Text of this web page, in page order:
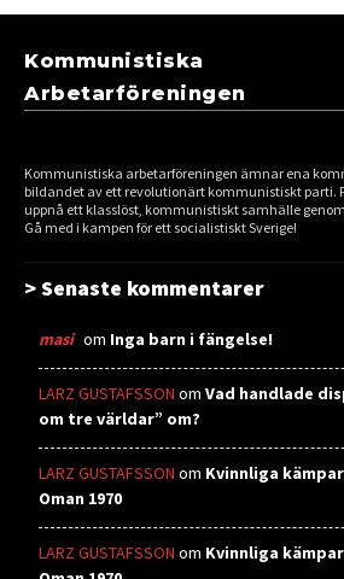
Kommunistiska
Arbetarföreningen
Kommunistiska arbetarföreningen ämnar ena
bildandet av ett revolutionärt kommunistiskt parti.
uppnå ett klasslöst, kommunistiskt samhälle
Gå med i kampen för ett socialistiskt Sverige!
> Senaste kommentarer
masi om Inga barn i fängelse!
LARZ GUSTAFSSON om Vad handlade
om tre världar” om?
LARZ GUSTAFSSON om Kvinnliga
Oman 1970
LARZ GUSTAFSSON om Kvinnliga